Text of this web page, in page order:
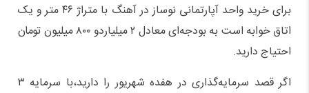
برای خرید واحد آپارتمانی نوساز در آهنگ با متراژ ۴۶ متر و یک
اتاق خوابه است به بودجه‌ای معادل ۲ میلیاردو ۸۰۰ میلیون تومان
احتیاج دارید.
اگر قصد سرمایه‌گذاری در هفده شهریور را دارید،با سرمایه ۳